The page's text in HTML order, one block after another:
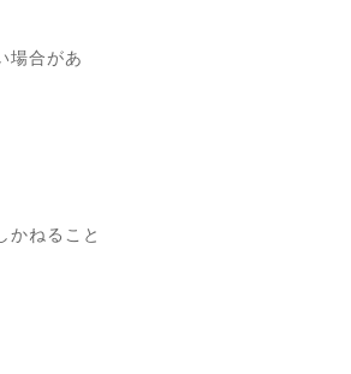
場合があ
かねること